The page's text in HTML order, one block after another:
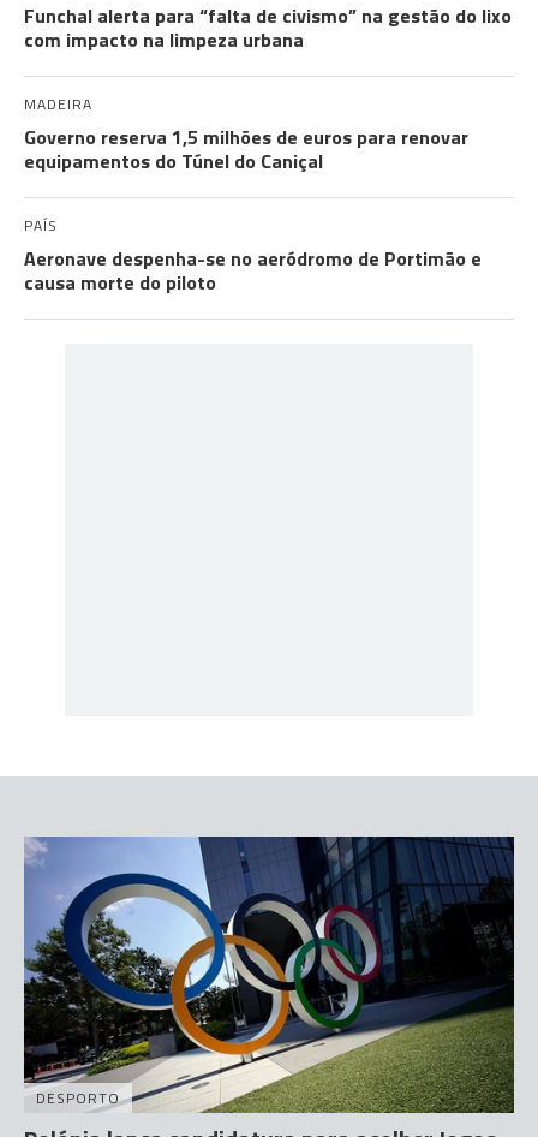
Funchal alerta para “falta de civismo” na gestão do lixo
com impacto na limpeza urbana
MADEIRA
Governo reserva 1,5 milhões de euros para renovar
equipamentos do Túnel do Caniçal
PAÍS
Aeronave despenha-se no aeródromo de Portimão e
causa morte do piloto
DESPORTO